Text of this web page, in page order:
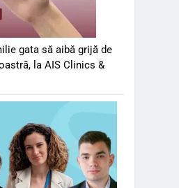
gata să aibă grijă de
la AIS Clinics &